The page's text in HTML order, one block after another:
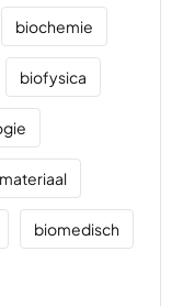
biochemie
biofysica
biomedisch